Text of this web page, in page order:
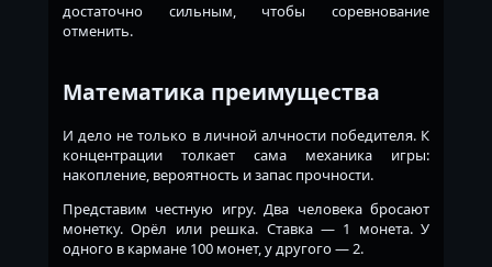
достаточно сильным, чтобы соревнование
отменить.
Математика преимущества
И дело не только в личной алчности победителя. К
концентрации толкает сама механика игры:
накопление, вероятность и запас прочности.
Представим честную игру. Два человека бросают
монетку. Орёл или решка. Ставка — 1 монета. У
одного в кармане 100 монет, у другого — 2.